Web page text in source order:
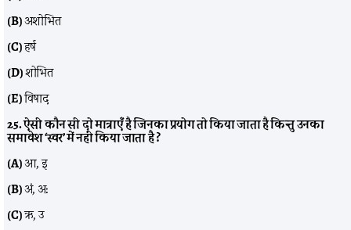
(B)अशोभित
(C)हर्ष
(D)शोभित
(E)विषाद
25. ऐसी कौन सी दो मात्राएँ है जिनका प्रयोग तो किया जाता है किन्तु उनका
समावेश ‘स्वर’ में नहीं किया जाता है ?
(A)आ, इ
(B)अं, अ:
(C)ऋ, उ